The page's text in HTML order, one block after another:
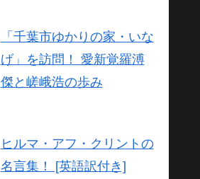
「千葉市ゆかりの家・いな
げ」を訪問！ 愛新覚羅溥
傑と嵯峨浩の歩み
ヒルマ・アフ・クリントの
名言集！ [英語訳付き]